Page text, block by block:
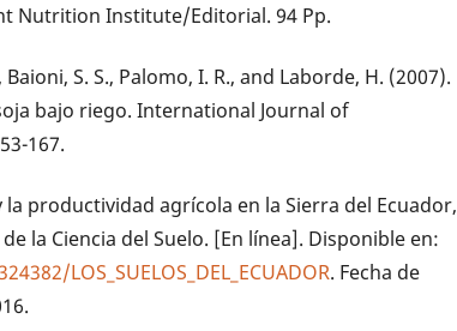
Nutrition Institute/Editorial. 94 Pp.
S. S., Palomo, I. R., and Laborde, H. (2007).
bajo riego. International Journal of
167.
la productividad agrícola en la Sierra del Ecuador,
la Ciencia del Suelo. [En línea]. Disponible en:
LOS_SUELOS_DEL_ECUADOR. Fecha de